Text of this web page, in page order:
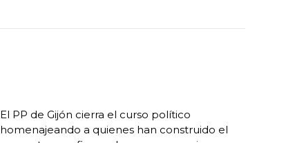
El PP de Gijón cierra el curso político
homenajeando a quienes han construido el